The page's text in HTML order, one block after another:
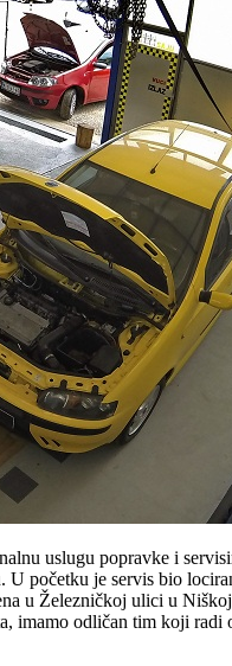
uslugu popravke i
početku je servis bio
u Železničkoj ulici u
imamo odličan tim koji